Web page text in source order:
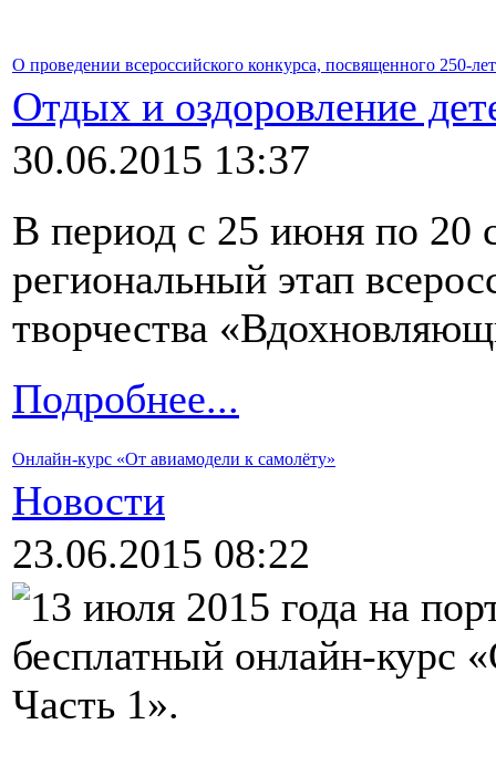
О проведении всероссийского конкурса, посвященного 250-
Отдых и оздоровление
30.06.2015 13:37
В период с 25 июня по 20
региональный этап
творчества
Подробнее...
Онлайн-курс «От авиамодели к самолёту»
Новости
23.06.2015 08:22
13 июля 2015 года на
бесплатный онлайн-курс
Часть 1».